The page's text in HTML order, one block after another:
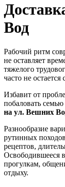
Вод
Рабочий ритм
не оставляет
тяжелого
часто не
Избавит от
побаловать
на ул. Вешних
Разнообразие
рутинных
рецептов,
Освободившееся
прогулкам,
отдыху.